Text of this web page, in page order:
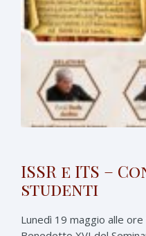
ISSR e ITS –
studenti
Lunedì 19 maggio alle